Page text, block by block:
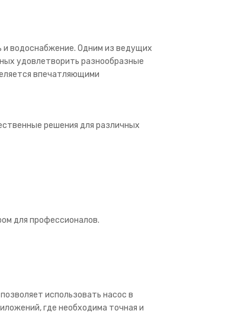
и водоснабжение. Одним из ведущих
удовлетворить разнообразные
впечатляющими
решения для различных
для профессионалов.
использовать насос в
где необходима точная и